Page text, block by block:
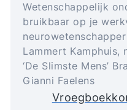
Wetenschappelijk
bruikbaar op je
Lammert Kamphuis,
‘De Slimste Mens’
Gianni Faelens